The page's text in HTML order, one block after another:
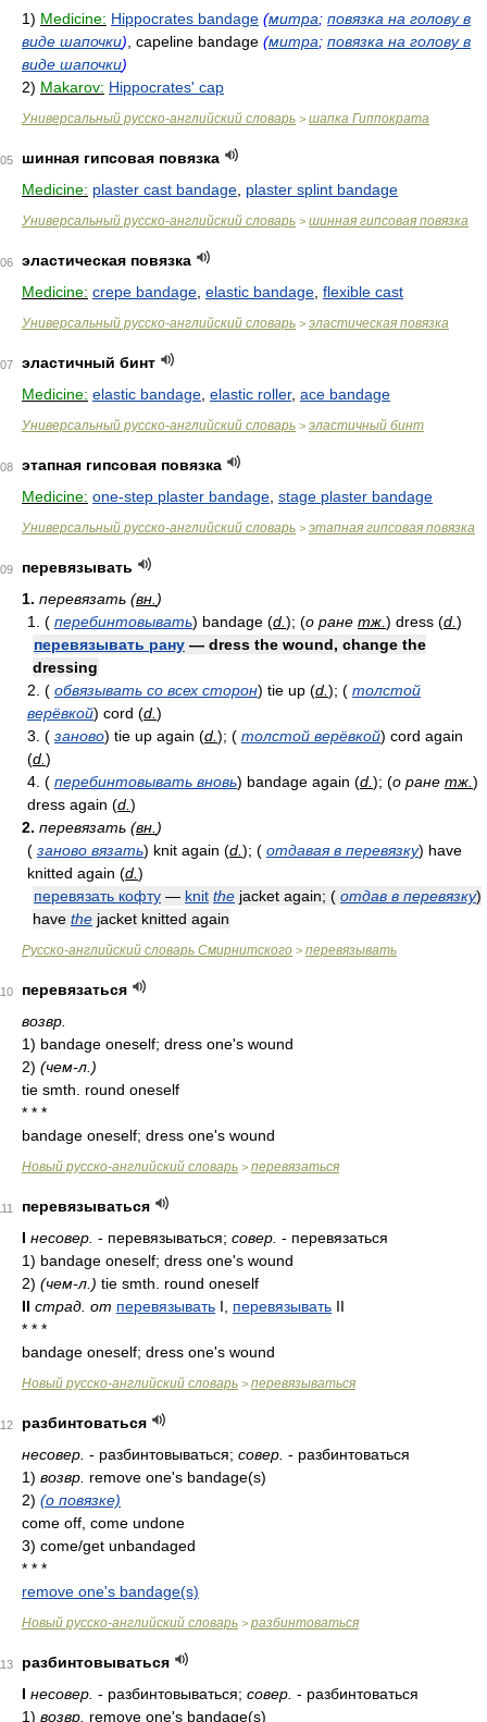
1) Medicine: Hippocrates bandage (митра; повязка на голову в
виде шапочки) , capeline bandage (митра; повязка на голову в
виде шапочки)
2) Makarov: Hippocrates' cap
Универсальный русско-английский словарь > шапка Гиппократа
шинная гипсовая повязка
Medicine: plaster cast bandage plaster splint bandage
Универсальный русско-английский словарь > шинная гипсовая повязка
эластическая повязка
Medicine: crepe bandage elastic bandage flexible cast
Универсальный русско-английский словарь > эластическая повязка
эластичный бинт
Medicine: elastic bandage elastic roller, ace bandage
Универсальный русско-английский словарь > эластичный бинт
этапная гипсовая повязка
Medicine: one-step plaster bandage stage plaster bandage
Универсальный русско-английский словарь > этапная гипсовая повязка
перевязывать
1. перевязать (вн. )
1. ( перебинтовывать) bandage (d. ); (о ране тж. ) dress (d. )
перевязывать рану — dress the wound, change the
dressing
2. ( обвязывать со всех сторон) tie up (d. ); ( толстой
верёвкой) cord (d. )
3. ( заново) tie up again (d. ); ( толстой верёвкой) cord again
(d. )
4. ( перебинтовывать вновь) bandage again (d. ); (о ране тж. )
dress again (d. )
2. перевязать (вн. )
( заново вязать) knit again (d. ); ( отдавая в перевязку) have
knitted again (d. )
перевязать кофту — knit the jacket again; ( отдав в перевязку)
have the jacket knitted again
Русско-английский словарь Смирнитского > перевязывать
перевязаться
возвр.
1) bandage oneself; dress one's wound
2) (чем-л.)
tie smth. round oneself
* * *
bandage oneself; dress one's wound
Новый русско-английский словарь > перевязаться
перевязываться
I несовер. - перевязываться; совер. - перевязаться
1) bandage oneself; dress one's wound
2) (чем-л.) tie smth. round oneself
II страд. от перевязывать I, перевязывать II
* * *
bandage oneself; dress one's wound
Новый русско-английский словарь > перевязываться
разбинтоваться
несовер. - разбинтовываться; совер. - разбинтоваться
1) возвр. remove one's bandage(s)
2) (о повязке)
come off, come undone
3) come/get unbandaged
* * *
remove one's bandage(s)
Новый русско-английский словарь > разбинтоваться
разбинтовываться
I несовер. - разбинтовываться; совер. - разбинтоваться
1) возвр. remove one's bandage(s)